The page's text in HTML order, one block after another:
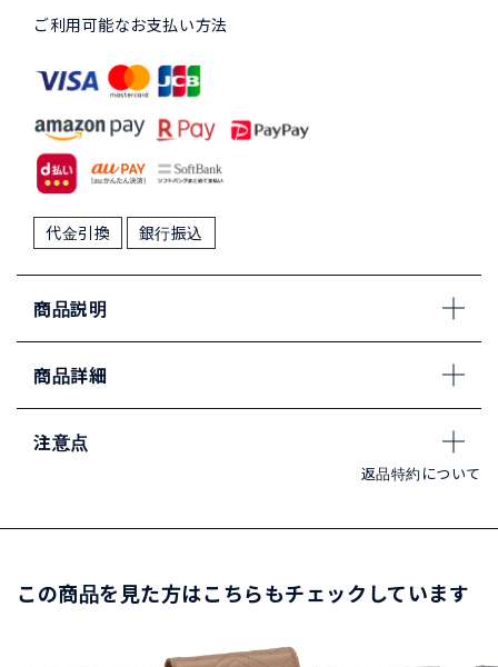
ご利用可能なお支払い方法
代金引換 銀行振込
商品説明
商品詳細
注意点
返品特約について
この商品を見た方はこちらもチェックしています